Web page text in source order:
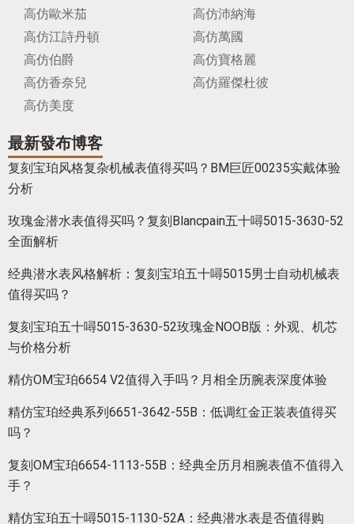
高仿歐米茄
高仿沛納海
高仿江詩丹頓
高仿萬國
高仿伯爵
高仿寶格麗
高仿香奈兒
高仿羅傑杜彼
高仿美度
最新發布博客
复刻宝珀风格复杂机械表值得买吗？BM巨匠00235实戴体验
分析
玫瑰金潜水表值得买吗？复刻Blancpain五十噚5015-3630-52
全面解析
经典潜水表风格解析：复刻宝珀五十噚5015男士自动机械表
值得买吗？
复刻宝珀五十噚5015-3630-52玫瑰金NOOB版：外观、机芯
与价格分析
精仿OM宝珀6654 V2值得入手吗？月相全历腕表深度体验
精仿宝珀经典系列6651-3642-55B：低调红金正装表值得买
吗？
复刻OM宝珀6654-1113-55B：经典全历月相腕表值不值得入
手？
精仿宝珀五十噚5015-1130-52A：经典潜水表是否值得购